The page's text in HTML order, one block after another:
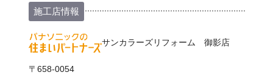
施工店情報
サンカラーズリフォーム 御影店
〒658-0054